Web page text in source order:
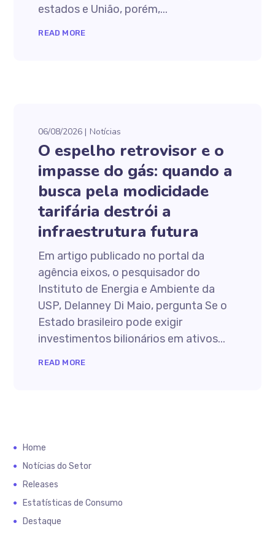
estados e União, porém,...
READ MORE
06/08/2026 Notícias
O espelho retrovisor e o
impasse do gás: quando a
busca pela modicidade
tarifária destrói a
infraestrutura futura
Em artigo publicado no portal da
agência eixos, o pesquisador do
Instituto de Energia e Ambiente da
USP, Delanney Di Maio, pergunta Se o
Estado brasileiro pode exigir
investimentos bilionários em ativos...
READ MORE
Home
Notícias do Setor
Releases
Estatísticas de Consumo
Destaque